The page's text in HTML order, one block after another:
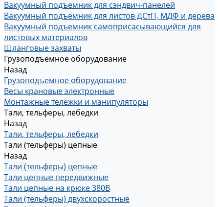
Вакуумный подъемник для сэндвич-панелей
Вакуумный подъемник для листов ДСтП, МДФ и дерева
Вакуумный подъемник самоприсасывающийся для
листовых материалов
Шланговые захваты
Грузоподъемное оборудование
Назад
Грузоподъемное оборудование
Весы крановые электронные
Монтажные тележки и манипуляторы
Тали, тельферы, лебедки
Назад
Тали, тельферы, лебедки
Тали (тельферы) цепные
Назад
Тали (тельферы) цепные
Тали цепные передвижные
Тали цепные на крюке 380В
Тали (тельферы) двухскоростные